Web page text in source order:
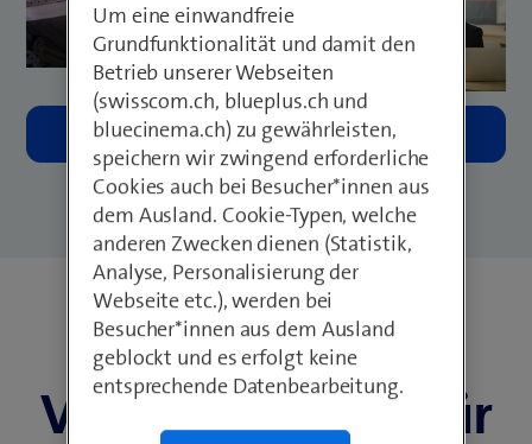
Intelligente
Videosicherheit für
Um eine einwandfreie
Grundfunktionalität und damit den
Betrieb unserer Webseiten
(swisscom.ch, blueplus.ch und
bluecinema.ch) zu gewährleisten,
speichern wir zwingend erforderliche
Cookies auch bei Besucher*innen aus
dem Ausland. Cookie-Typen, welche
anderen Zwecken dienen (Statistik,
Analyse, Personalisierung der
Webseite etc.), werden bei
Besucher*innen aus dem Ausland
geblockt und es erfolgt keine
entsprechende Datenbearbeitung.